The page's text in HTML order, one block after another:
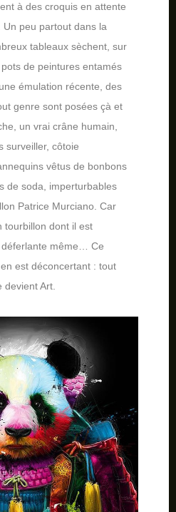
à des croquis en attente
Un peu partout dans la
tableaux sèchent, sur
de peintures entamés
émulation récente, des
genre sont posées çà et
un vrai crâne humain,
surveiller, côtoie
vêtus de bonbons
de soda, imperturbables
Patrice Murciano. Car
tourbillon dont il est
même… Ce
est déconcertant : tout
devient Art.